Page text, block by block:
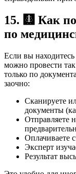
15. 🩻 Как
по
Если вы
можно провести
только по
заочно:
Сканируете
документы
Отправляете
Оплачиваете
Эксперт
Результат